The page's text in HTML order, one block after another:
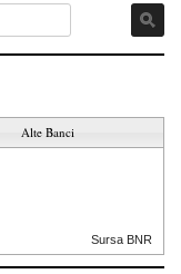
Alte Banci
Sursa BNR